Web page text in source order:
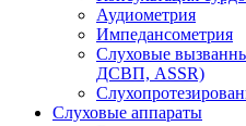
Аудиометрия
Импедансометрия
Слуховые
ДСВП, ASSR)
Слуховые аппараты